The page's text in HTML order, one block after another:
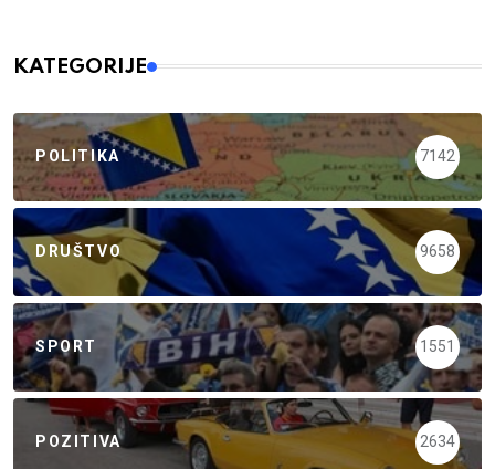
KATEGORIJE
POLITIKA 7142
DRUŠTVO 9658
SPORT 1551
POZITIVA 2634